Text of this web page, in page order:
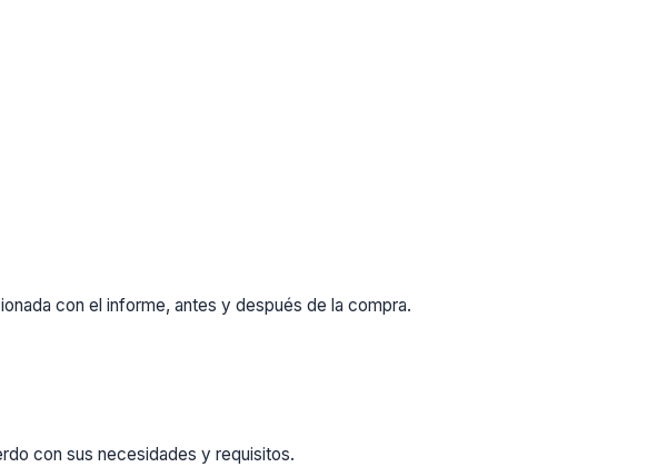
con el informe, antes y después de la compra.
con sus necesidades y requisitos.